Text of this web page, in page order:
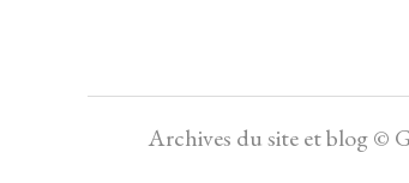
Archives du site et blog ©